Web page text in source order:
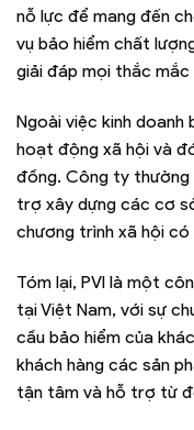
nỗ lực để mang đến
vụ bảo hiểm chất
giải đáp mọi thắc mắc
Ngoài việc kinh doanh
hoạt động xã hội và
đồng. Công ty
trợ xây dựng các cơ
chương trình xã hội có
Tóm lại, PVI là một
tại Việt Nam, với sự
cầu bảo hiểm của
khách hàng các sản
tận tâm và hỗ trợ từ